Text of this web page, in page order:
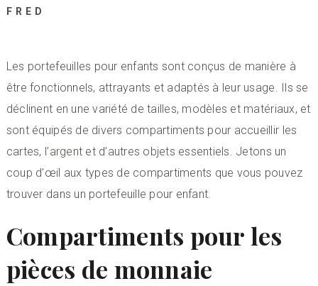
FRED
Les portefeuilles pour enfants sont conçus de manière à
être fonctionnels, attrayants et adaptés à leur usage. Ils se
déclinent en une variété de tailles, modèles et matériaux, et
sont équipés de divers compartiments pour accueillir les
cartes, l’argent et d’autres objets essentiels. Jetons un
coup d’œil aux types de compartiments que vous pouvez
trouver dans un portefeuille pour enfant.
Compartiments pour les
pièces de monnaie